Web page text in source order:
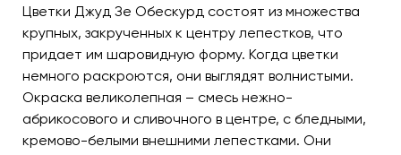
Цветки Джуд Зе Обескурд состоят из множества
крупных, закрученных к центру лепестков, что
придает им шаровидную форму. Когда цветки
немного раскроются, они выглядят волнистыми.
Окраска великолепная – смесь нежно-
абрикосового и сливочного в центре, с бледными,
кремово-белыми внешними лепестками. Они